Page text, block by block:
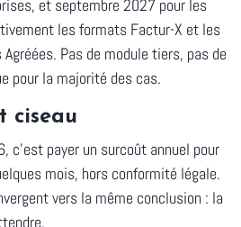
et septembre 2027 pour les
les formats Factur-X et les
Pas de module tiers, pas de
pour la majorité des cas.
ciseau
c'est payer un surcoût annuel pour
mois, hors conformité légale.
vers la même conclusion : la